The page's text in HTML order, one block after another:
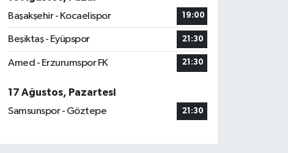
Başakşehir - Kocaelispor
19:00
Beşiktaş - Eyüpspor 21:30
Amed - Erzurumspor FK 21:30
17 Ağustos, Pazartesi
Samsunspor - Göztepe
21:30